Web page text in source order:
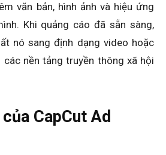
văn bản, hình ảnh và hiệu ứng
Khi quảng cáo đã sẵn sàng,
nó sang định dạng video hoặc
các nền tảng truyền thông xã hội
CapCut Ad